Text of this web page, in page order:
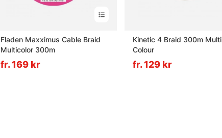
Fladen Maxximus Cable Braid
Multicolor 300m
fr. 169 kr
Kinetic 4 Braid 300m Multi
Colour
fr. 129 kr